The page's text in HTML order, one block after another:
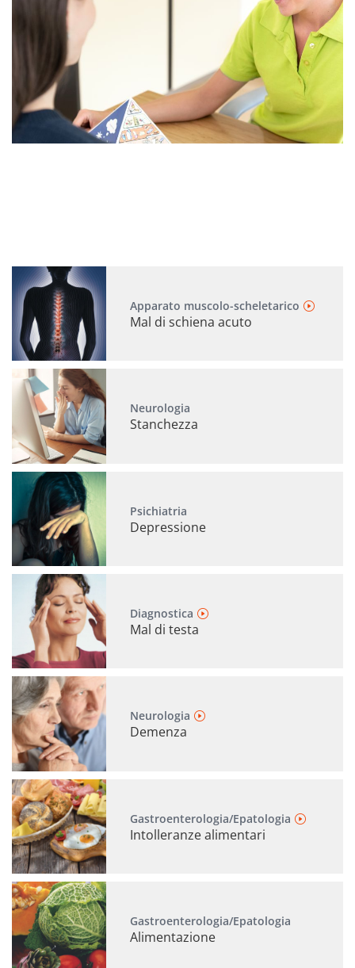
Apparato muscolo-scheletarico
Mal di schiena acuto
Neurologia
Stanchezza
Psichiatria
Depressione
Diagnostica
Mal di testa
Neurologia
Demenza
Gastroenterologia/Epatologia
Intolleranze alimentari
Gastroenterologia/Epatologia
Alimentazione